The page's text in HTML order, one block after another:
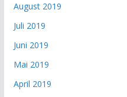
August 2019
Juli 2019
Juni 2019
Mai 2019
April 2019